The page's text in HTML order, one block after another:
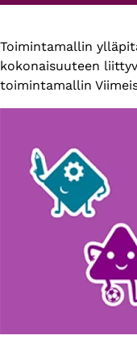
Primary
tabs
Toimintamallin
kokonaisuuteen
toimintamallin